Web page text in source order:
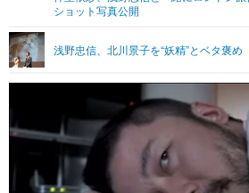
グラビア
ショッピング
その他
ショット写真公開
浅野忠信、北川景子を“妖精”とベタ褒め